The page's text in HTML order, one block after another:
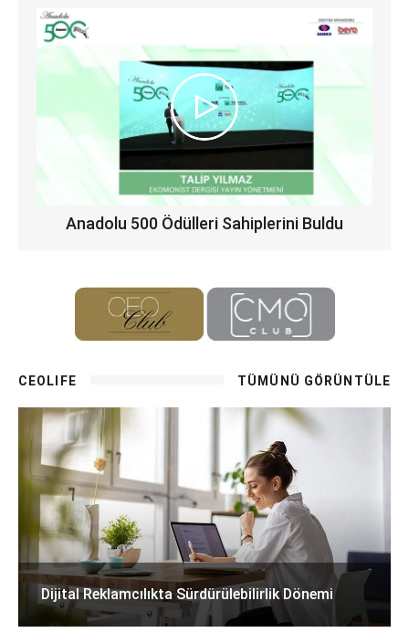
Anadolu 500 Ödülleri Sahiplerini Buldu
CEOLIFE TÜMÜNÜ GÖRÜNTÜLE
Dijital Reklamcılıkta Sürdürülebilirlik Dönemi